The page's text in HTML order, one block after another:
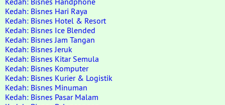
Kedah: Bisnes Hari Raya
Kedah: Bisnes Hotel & Resort
Kedah: Bisnes Ice Blended
Kedah: Bisnes Jam Tangan
Kedah: Bisnes Jeruk
Kedah: Bisnes Kitar Semula
Kedah: Bisnes Komputer
Kedah: Bisnes Kurier & Logistik
Kedah: Bisnes Minuman
Kedah: Bisnes Pasar Malam